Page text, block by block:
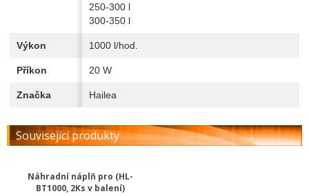
250-300 l
300-350 l
Výkon 1000 l/hod.
Příkon 20 W
Značka Hailea
Související produkty
Náhradní náplň pro (HL-
BT1000, 2Ks v balení)